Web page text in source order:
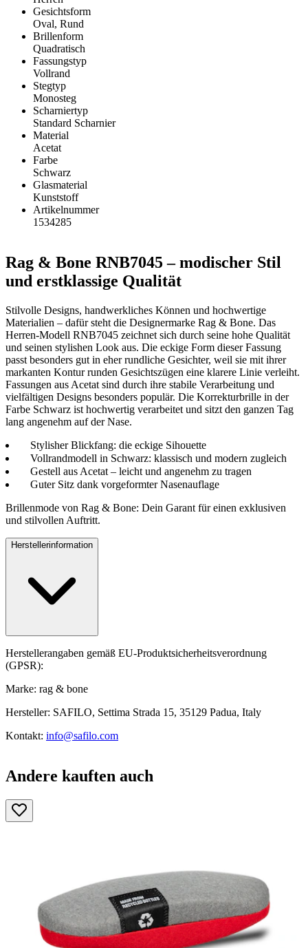
Gesichtsform
Oval, Rund
Brillenform
Quadratisch
Fassungstyp
Vollrand
Stegtyp
Monosteg
Scharniertyp
Standard Scharnier
Material
Acetat
Farbe
Schwarz
Glasmaterial
Kunststoff
Artikelnummer
1534285
Rag & Bone RNB7045 – modischer Stil
und erstklassige Qualität
Stilvolle Designs, handwerkliches Können und hochwertige
Materialien – dafür steht die Designermarke Rag & Bone. Das
Herren-Modell RNB7045 zeichnet sich durch seine hohe Qualität
und seinen stylishen Look aus. Die eckige Form dieser Fassung
passt besonders gut in eher rundliche Gesichter, weil sie mit ihrer
markanten Kontur runden Gesichtszügen eine klarere Linie verleiht.
Fassungen aus Acetat sind durch ihre stabile Verarbeitung und
vielfältigen Designs besonders populär. Die Korrekturbrille in der
Farbe Schwarz ist hochwertig verarbeitet und sitzt den ganzen Tag
lang angenehm auf der Nase.
Stylisher Blickfang: die eckige Sihouette
Vollrandmodell in Schwarz: klassisch und modern zugleich
Gestell aus Acetat – leicht und angenehm zu tragen
Guter Sitz dank vorgeformter Nasenauflage
Brillenmode von Rag & Bone: Dein Garant für einen exklusiven
und stilvollen Auftritt.
Herstellerinformation
Herstellerangaben gemäß EU-Produktsicherheitsverordnung
(GPSR):
Marke: rag & bone
Hersteller: SAFILO, Settima Strada 15, 35129 Padua, Italy
Kontakt: info@safilo.com
Andere kauften auch